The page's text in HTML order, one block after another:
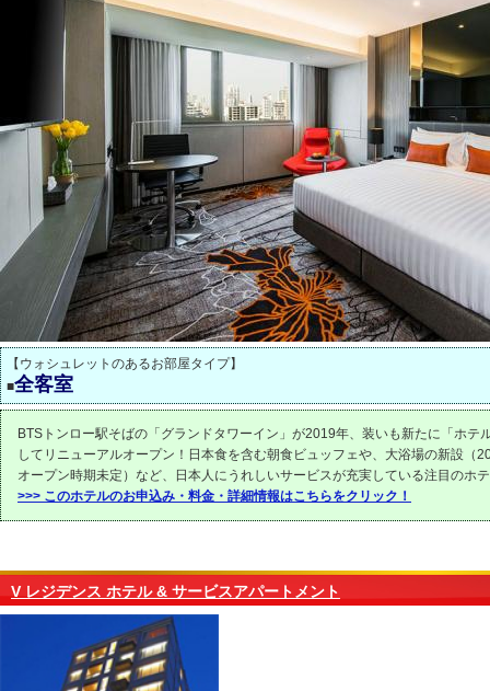
【ウォシュレットのあるお部屋タイプ】
■全客室
BTSトンロー駅そばの「グランドタワーイン」が2019年、装いも新たに「ホテ
してリニューアルオープン！日本食を含む朝食ビュッフェや、大浴場の新設（
オープン時期未定）など、日本人にうれしいサービスが充実している注目のホ
>>> このホテルのお申込み・料金・詳細情報はこちらをクリック！
V レジデンス ホテル & サービスアパートメント